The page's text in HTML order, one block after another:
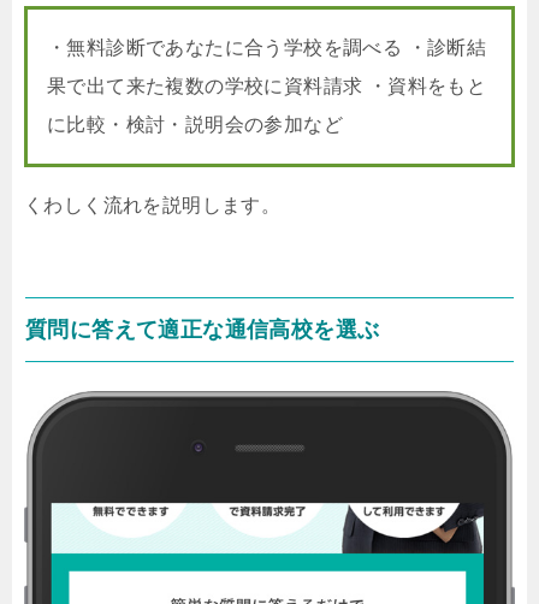
・無料診断であなたに合う学校を調べる ・診断結
果で出て来た複数の学校に資料請求 ・資料をもと
に比較・検討・説明会の参加など
くわしく流れを説明します。
質問に答えて適正な通信高校を選ぶ